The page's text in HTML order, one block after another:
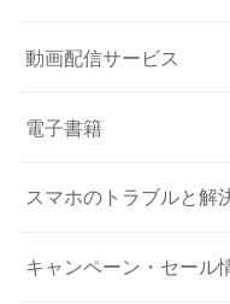
動画配信サービス
電子書籍
スマホのトラブルと解
キャンペーン・セール